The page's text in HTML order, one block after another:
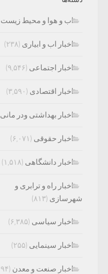
اب و هوا و محیط زیست
اخبار اب و ابیاری (۲۳۸)
اخبار اجتماعی (۹,۵۴۶)
اخبار اقتصادی (۳,۵۹۰)
اخبار بهداشتی ودر مانی
اخبار حقوقی (۶,۰۷۱)
اخبار دانشگاهی (۱,۵۱۸)
اخبار راه و ترابری و
شهرسازی (۸۱۳)
اخبار سیاسی (۶,۳۸۵)
اخبار سینمایی (۲۵۵)
اخبار صنعت و معدن (۴۹۴)